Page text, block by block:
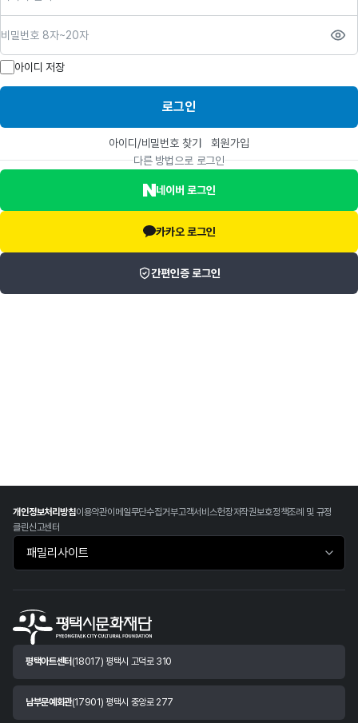
아이디 저장
로그인
아이디/비밀번호 찾기
회원가입
다른 방법으로 로그인
네이버 로그인
카카오 로그인
간편인증 로그인
개인정보처리방침이용약관이메일무단수집거부고객서비스헌장저작권보호정책조례 및 규정
클린신고센터
패밀리사이트 바로가기
평택아트센터 (18017) 평택시 고덕로 310
남부문예회관(17901) 평택시 중앙로 277